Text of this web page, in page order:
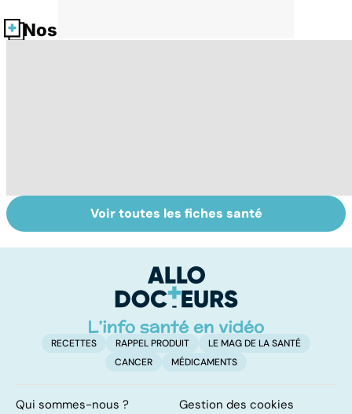
Nos fiches santé
démangeaisons :
Mal de dos : les
solutions pour
lumbago
Voir toutes les fiches santé
RECETTES RAPPEL PRODUIT
LE MAG DE LA SANTÉ
CANCER
MÉDICAMENTS
Qui sommes-nous ? Gestion des cookies